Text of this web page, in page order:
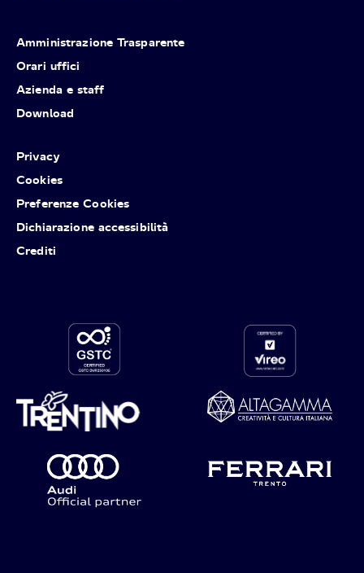
Amministrazione Trasparente
Orari uffici
Azienda e staff
Download
Privacy
Cookies
Preferenze Cookies
Dichiarazione accessibilità
Crediti